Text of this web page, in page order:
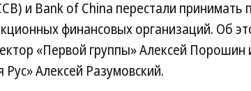
и Bank of China перестали принимать
финансовых организаций. Об
«Первой группы» Алексей
Алексей Разумовский.